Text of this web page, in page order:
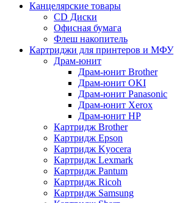
Канцелярские товары
CD Диски
Офисная бумага
Флеш накопитель
Картриджи для принтеров и МФУ
Драм-юнит
Драм-юнит Brother
Драм-юнит OKI
Драм-юнит Panasonic
Драм-юнит Xerox
Драм-юнит НР
Картридж Brother
Картридж Epson
Картридж Kyocera
Картридж Lexmark
Картридж Pantum
Картридж Ricoh
Картридж Samsung